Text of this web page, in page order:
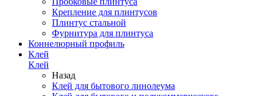
Крепление для плинтусов
Плинтус стальной
Фурнитура для плинтуса
Коннелюрный профиль
Клей
Клей
Назад
Клей для бытового линолеума